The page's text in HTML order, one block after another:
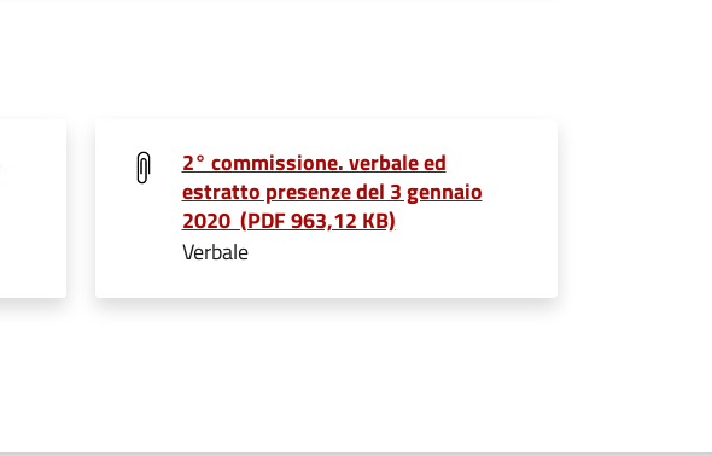
2° commissione. verbale ed
estratto presenze del 3 gennaio
2020 (PDF 963,12 KB)
Verbale